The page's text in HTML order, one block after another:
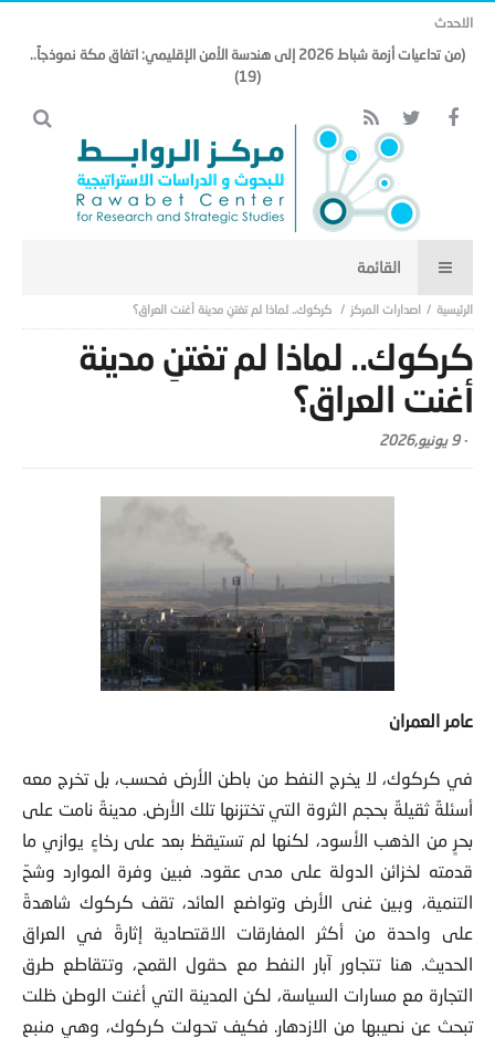
الاحدث
(من تداعيات أزمة شباط 2026 إلى هندسة الأمن الإقليمي: اتفاق مكة نموذجاً..
(19)
اصدارات المركز كركوك.. لماذا لم تغتنِ مدينة أغنت العراق؟
كركوك.. لماذا لم تغتنِ مدينة
أغنت العراق؟
-9 يونيو,2026
عامر العمران
في كركوك، لا يخرج النفط من باطن الأرض فحسب، بل تخرج معه
أسئلةٌ ثقيلةٌ بحجم الثروة التي تختزنها تلك الأرض. مدينةٌ نامت على
بحرٍ من الذهب الأسود، لكنها لم تستيقظ بعد على رخاءٍ يوازي ما
قدمته لخزائن الدولة على مدى عقود. فبين وفرة الموارد وشحّ
التنمية، وبين غنى الأرض وتواضع العائد، تقف كركوك شاهدةً
على واحدة من أكثر المفارقات الاقتصادية إثارةً في العراق
الحديث. هنا تتجاور آبار النفط مع حقول القمح، وتتقاطع طرق
التجارة مع مسارات السياسة، لكن المدينة التي أغنت الوطن ظلت
تبحث عن نصيبها من الازدهار. فكيف تحولت كركوك، وهي منبع